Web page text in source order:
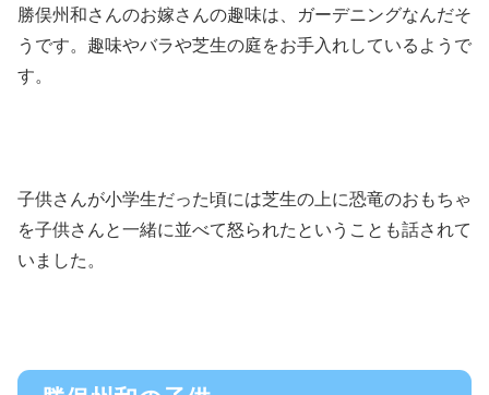
勝俣州和さんのお嫁さんの趣味は、ガーデニングなんだそ
うです。趣味やバラや芝生の庭をお手入れしているようで
す。
子供さんが小学生だった頃には芝生の上に恐竜のおもちゃ
を子供さんと一緒に並べて怒られたということも話されて
いました。